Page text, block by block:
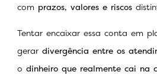
com prazos, valores e riscos
Tentar encaixar essa conta em
gerar divergência entre os
o dinheiro que realmente cai na